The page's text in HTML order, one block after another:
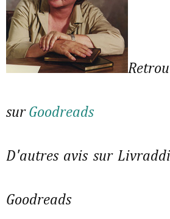
sur Goodreads
D'autres avis sur
Goodreads